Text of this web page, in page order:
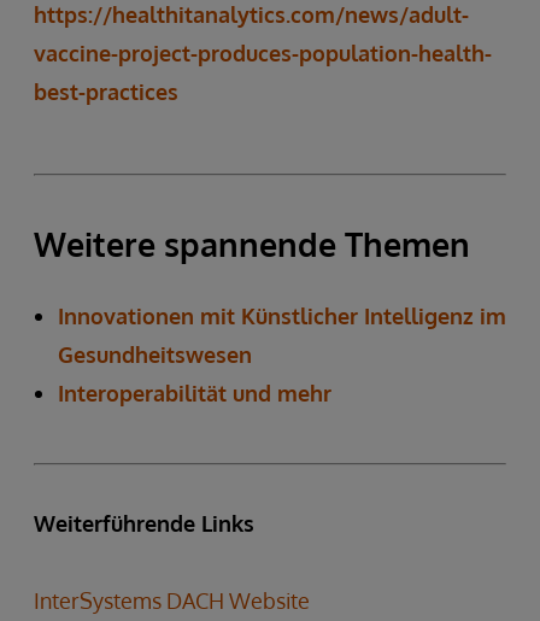
https://healthitanalytics.com/news/adult-
vaccine-project-produces-population-health-
best-practices
Weitere spannende Themen
Innovationen mit Künstlicher Intelligenz im
Gesundheitswesen
Interoperabilität und mehr
Weiterführende Links
InterSystems DACH Website